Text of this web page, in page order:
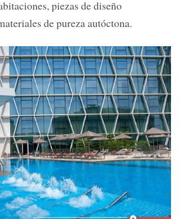
piezas de diseño
de pureza autóctona.